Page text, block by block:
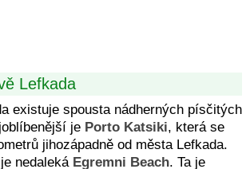
Lefkada
existuje spousta nádherných písčitých
je Porto Katsiki, která se
jihozápadně od města Lefkada.
nedaleká Egremni Beach. Ta je